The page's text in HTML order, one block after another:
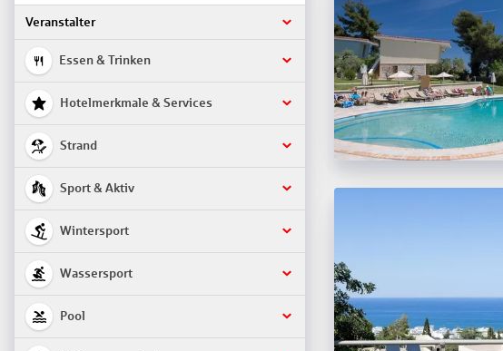
Veranstalter
Essen & Trinken
Hotelmerkmale & Services
Strand
Sport & Aktiv
Wintersport
Wassersport
Pool